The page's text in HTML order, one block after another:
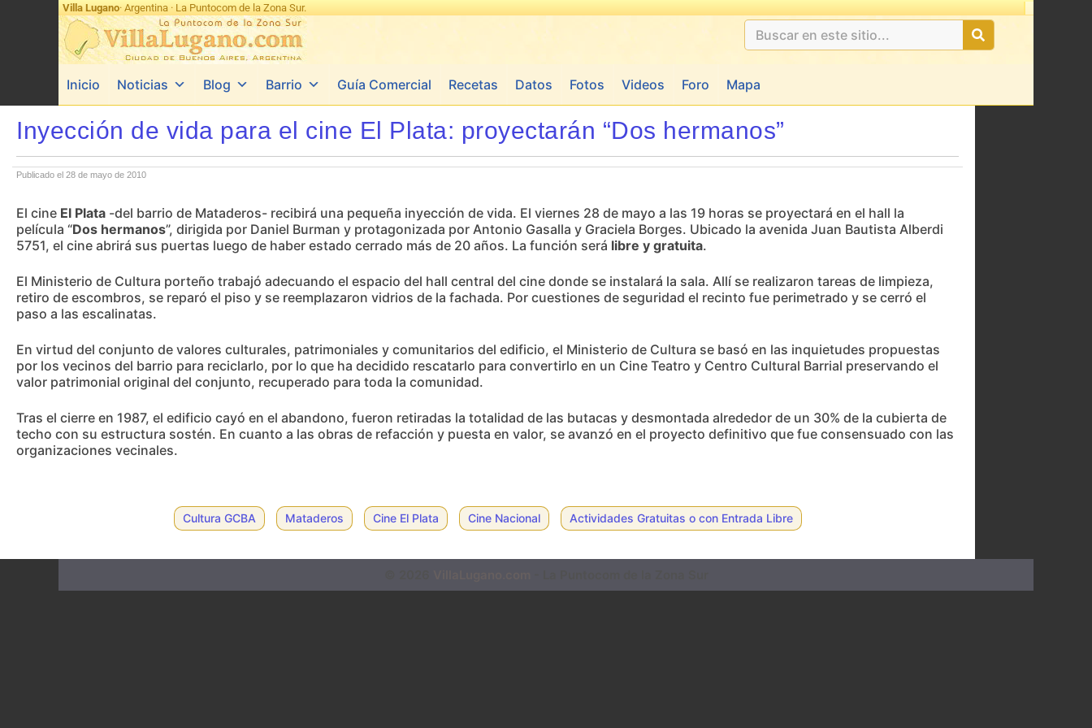
Villa Lugano· Argentina · La Puntocom de la Zona Sur.
Inicio Noticias Blog Barrio Guía Comercial Recetas Datos Fotos Videos Foro Mapa
Inyección de vida para el cine El Plata: proyectarán “Dos hermanos”
Publicado el 28 de mayo de 2010
El cine El Plata -del barrio de Mataderos- recibirá una pequeña inyección de vida. El viernes 28 de mayo a las 19 horas se proyectará en el hall la
película “Dos hermanos”, dirigida por Daniel Burman y protagonizada por Antonio Gasalla y Graciela Borges. Ubicado la avenida Juan Bautista Alberdi
5751, el cine abrirá sus puertas luego de haber estado cerrado más de 20 años. La función será libre y gratuita.
El Ministerio de Cultura porteño trabajó adecuando el espacio del hall central del cine donde se instalará la sala. Allí se realizaron tareas de limpieza,
retiro de escombros, se reparó el piso y se reemplazaron vidrios de la fachada. Por cuestiones de seguridad el recinto fue perimetrado y se cerró el
paso a las escalinatas.
En virtud del conjunto de valores culturales, patrimoniales y comunitarios del edificio, el Ministerio de Cultura se basó en las inquietudes propuestas
por los vecinos del barrio para reciclarlo, por lo que ha decidido rescatarlo para convertirlo en un Cine Teatro y Centro Cultural Barrial preservando el
valor patrimonial original del conjunto, recuperado para toda la comunidad.
Tras el cierre en 1987, el edificio cayó en el abandono, fueron retiradas la totalidad de las butacas y desmontada alrededor de un 30% de la cubierta de
techo con su estructura sostén. En cuanto a las obras de refacción y puesta en valor, se avanzó en el proyecto definitivo que fue consensuado con las
organizaciones vecinales.
Cultura GCBA Mataderos Cine El Plata Cine Nacional Actividades Gratuitas o con Entrada Libre